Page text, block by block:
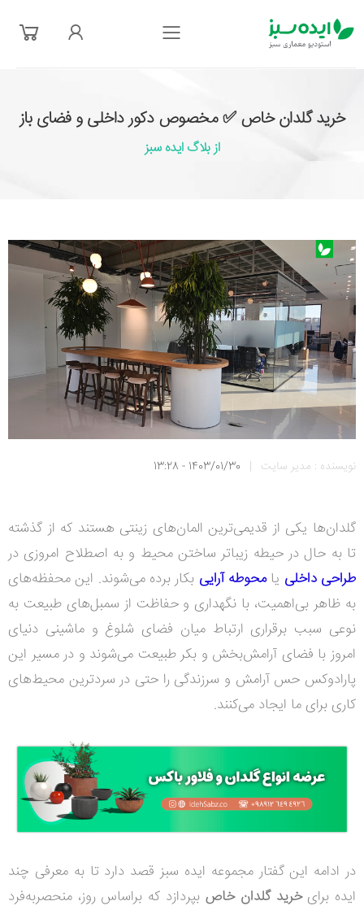
فهرست
خرید گلدان خاص ✅ مخصوص دکور داخلی و فضای باز
از بلاگ ایده سبز
نویسنده : مدیر سایت |
1403/01/30 - 13:28
گلدان‌ها یکی از قدیمی‌ترین المان‌های زینتی هستند که از گذشته
تا به حال در حیطه زیباتر ساختن محیط و به اصطلاح امروزی در
طراحی داخلی یامحوطه آرایی بکار برده می‌شوند. این محفظه‌های
به ظاهر بی‌اهمیت، با نگهداری و حفاظت از سمبل‌های طبیعت به
نوعی سبب برقراری ارتباط میان فضای شلوغ و ماشینی دنیای
امروز با فضای آرامش‌بخش و بکر طبیعت می‌شوند و در مسیر این
پارادوکس حس آرامش و سرزندگی را حتی در سردترین محیط‌های
کاری برای ما ایجاد می‌کنند.
در ادامه این گفتار مجموعه ایده سبز قصد دارد تا به معرفی چند
ایده برایخرید گلدان‌ خاص بپردازد که براساس روز، منحصربه‌فرد